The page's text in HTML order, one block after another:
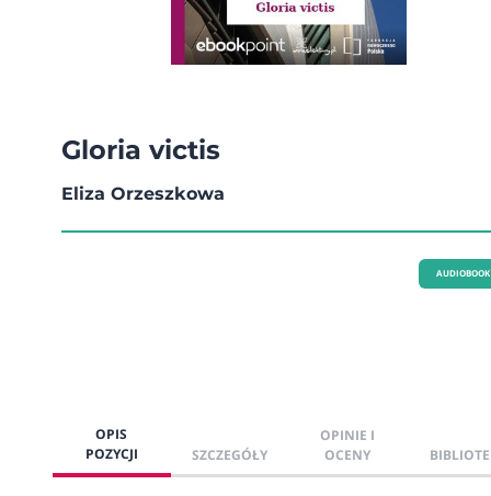
Gloria victis
Eliza Orzeszkowa
AUDIOBOOK
OPIS
POZYCJI
SZCZEGÓŁY
OPINIE I
OCENY